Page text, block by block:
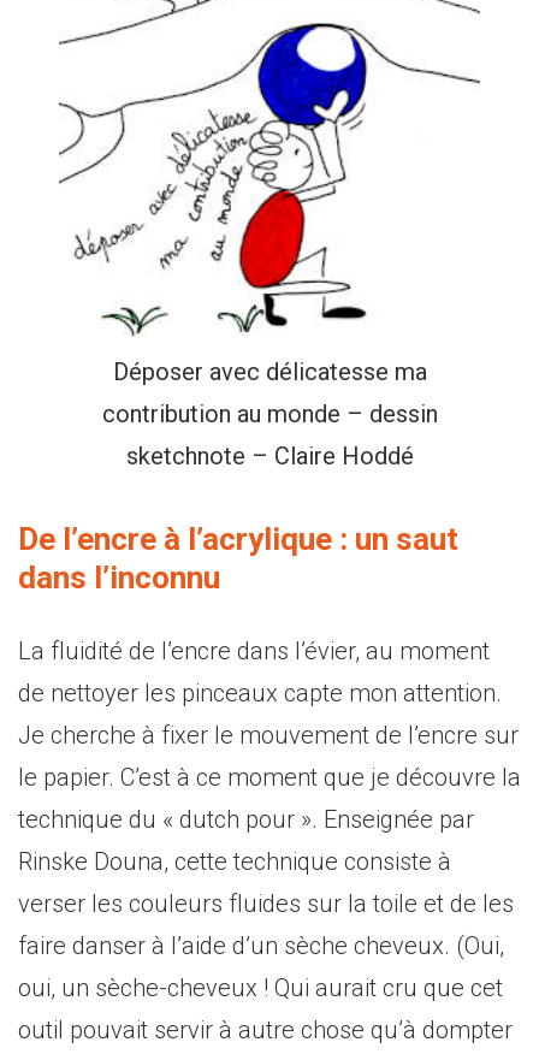
Déposer avec délicatesse ma
contribution au monde – dessin
sketchnote – Claire Hoddé
De l’encre à l’acrylique : un saut
dans l’inconnu
La fluidité de l’encre dans l’évier, au moment
de nettoyer les pinceaux capte mon attention.
Je cherche à fixer le mouvement de l’encre sur
le papier. C’est à ce moment que je découvre la
technique du « dutch pour ». Enseignée par
Rinske Douna, cette technique consiste à
verser les couleurs fluides sur la toile et de les
faire danser à l’aide d’un sèche cheveux. (Oui,
oui, un sèche-cheveux ! Qui aurait cru que cet
outil pouvait servir à autre chose qu’à dompter